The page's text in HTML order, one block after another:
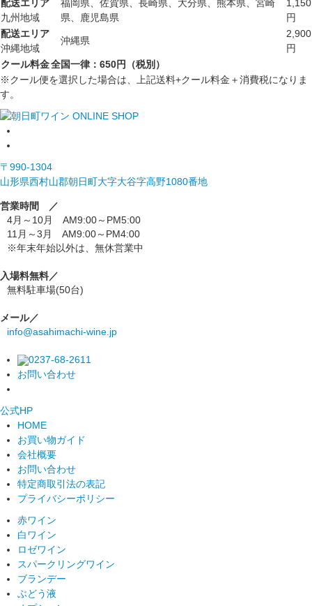
配送エリア
九州地域
福岡県、佐賀県、長崎県、大分県、熊本県、宮崎
県、鹿児島県
1,150
円
配送エリア
沖縄地域
沖縄県
2,900
円
クール料金全国一律：650円（税別）
※クール便を選択した場合は、上記送料+クール料金＋消費税になりま
す。
〒990-1304
山形県西村山郡朝日町大字大谷字高野1080番地
営業時間 ／
4月～10月 AM9:00～PM5:00
11月～3月 AM9:00～PM4:00
※年末年始以外は、無休営業中
入場料無料／
無料駐車場(50台)
メール／
info@asahimachi-wine.jp
0237-68-2611
お問い合わせ
公式HP
HOME
お買い物ガイド
会社概要
お問い合わせ
特定商取引法の表記
プライバシーポリシー
赤ワイン
白ワイン
ロゼワイン
スパークリングワイン
ブランデー
ぶどう液